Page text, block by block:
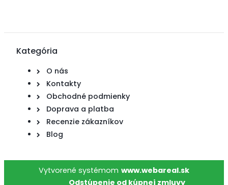
Kategória
O nás
Kontakty
Obchodné podmienky
Doprava a platba
Recenzie zákazníkov
Blog
Vytvorené systémom www.webareal.sk
Odstúpenie od kúpnej zmluvy